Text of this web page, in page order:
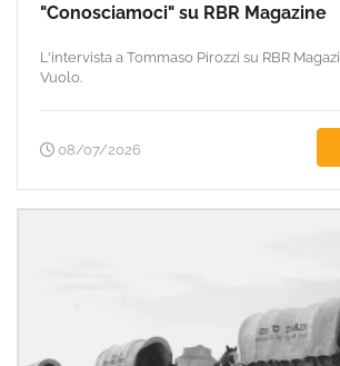
"Conosciamoci" su RBR Magazine
L'intervista a Tommaso Pirozzi su RBR
Vuolo.
08/07/2026